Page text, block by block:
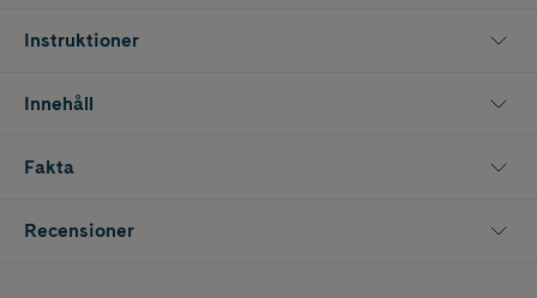
Instruktioner
Innehåll
Fakta
Recensioner